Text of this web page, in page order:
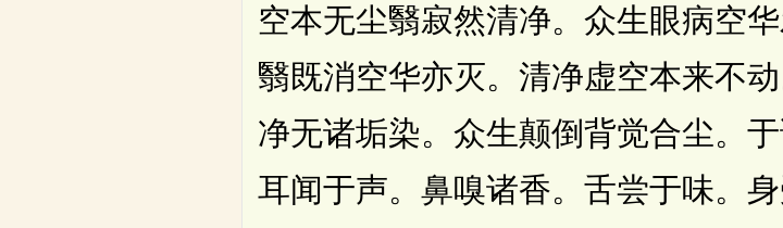
空本无尘翳寂然清净。众生眼病空
翳既消空华亦灭。清净虚空本来不
净无诸垢染。众生颠倒背觉合尘。
耳闻于声。鼻嗅诸香。舌尝于味。